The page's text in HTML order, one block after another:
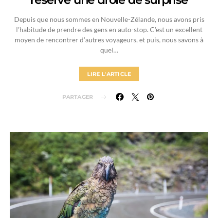
Depuis que nous sommes en Nouvelle-Zélande, nous avons pris
l’habitude de prendre des gens en auto-stop. C’est un excellent
moyen de rencontrer d’autres voyageurs, et puis, nous savons à
quel…
LIRE L'ARTICLE
PARTAGER